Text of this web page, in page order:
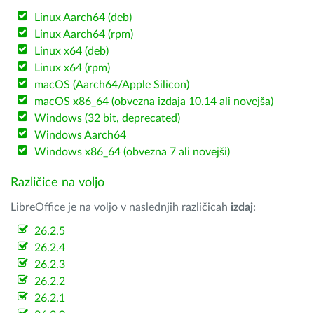
Linux Aarch64 (deb)
Linux Aarch64 (rpm)
Linux x64 (deb)
Linux x64 (rpm)
macOS (Aarch64/Apple Silicon)
macOS x86_64 (obvezna izdaja 10.14 ali novejša)
Windows (32 bit, deprecated)
Windows Aarch64
Windows x86_64 (obvezna 7 ali novejši)
Različice na voljo
LibreOffice je na voljo v naslednjih različicah izdaj:
26.2.5
26.2.4
26.2.3
26.2.2
26.2.1